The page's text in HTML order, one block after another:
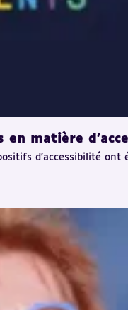
en matière
d'accessibilité ont